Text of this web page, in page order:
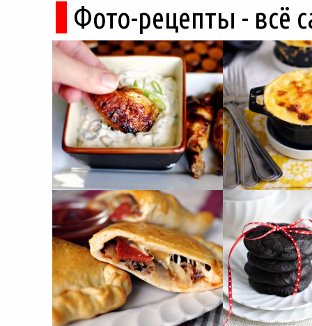
древние руины дремлют в тени кедров, а
горные дороги ведут к местам, о которых
не расскажет ни один автобусный гид....
Фото-рецепты - всё